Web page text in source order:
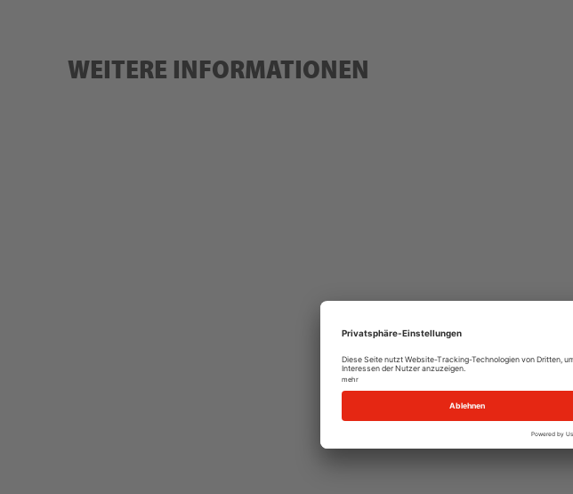
WEITERE INFORMATIONEN